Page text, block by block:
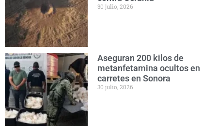
30 julio, 2026
Aseguran 200 kilos de
metanfetamina ocultos en
carretes en Sonora
30 julio, 2026